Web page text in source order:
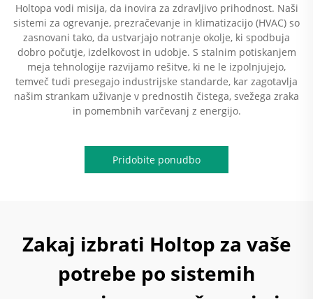
Holtopa vodi misija, da inovira za zdravljivo prihodnost. Naši
sistemi za ogrevanje, prezračevanje in klimatizacijo (HVAC) so
zasnovani tako, da ustvarjajo notranje okolje, ki spodbuja
dobro počutje, izdelkovost in udobje. S stalnim potiskanjem
meja tehnologije razvijamo rešitve, ki ne le izpolnjujejo,
temveč tudi presegajo industrijske standarde, kar zagotavlja
našim strankam uživanje v prednostih čistega, svežega zraka
in pomembnih varčevanj z energijo.
Pridobite ponudbo
Zakaj izbrati Holtop za vaše
potrebe po sistemih